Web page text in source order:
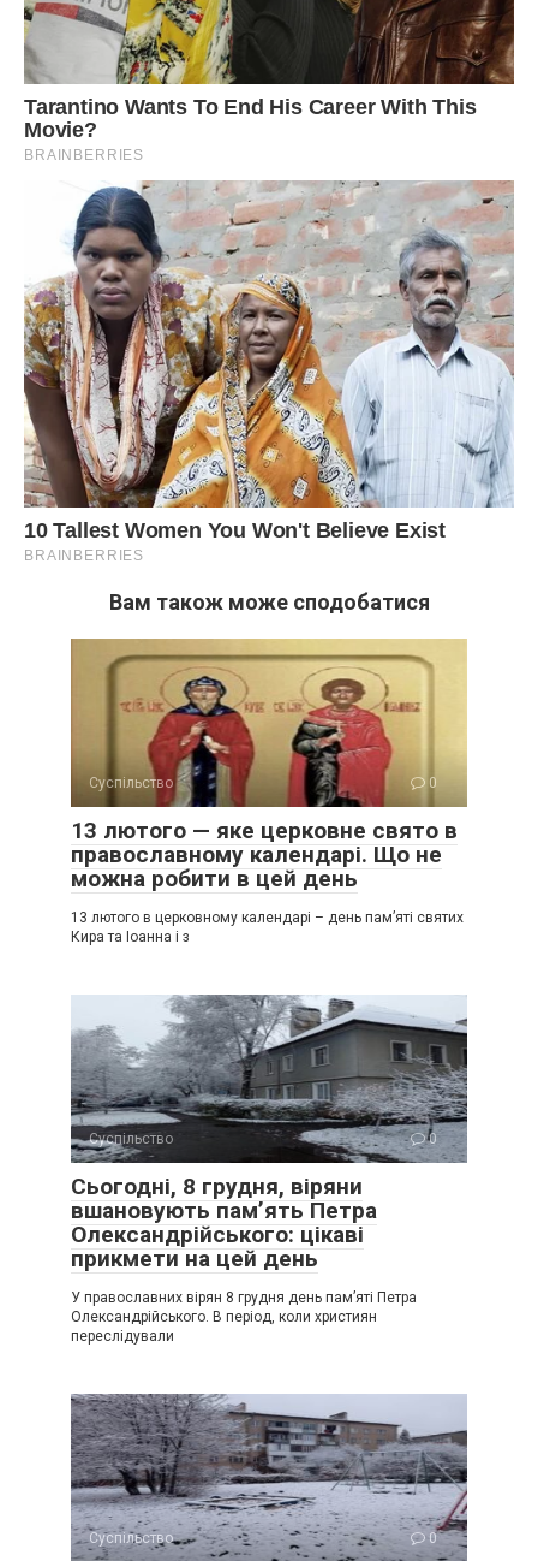
Вам також може сподобатися
Суспільство 0
13 лютого — яке церковне свято в
православному календарі. Що не
можна робити в цей день
13 лютого в церковному календарі – день пам’яті святих
Кира та Іоанна і з
Суспільство 0
Сьогодні, 8 грудня, віряни
вшановують пам’ять Петра
Олександрійського: цікаві
прикмети на цей день
У православних вірян 8 грудня день пам’яті Петра
Олександрійського. В період, коли християн
переслідували
Суспільство 0